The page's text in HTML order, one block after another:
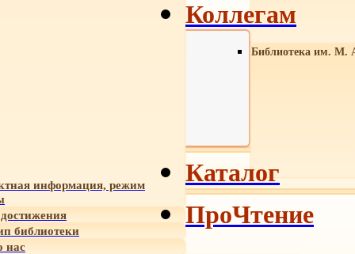
Библиотека им. М.
информация, режим
библиотеки
нас
Коллегам
Каталог
ПроЧтение